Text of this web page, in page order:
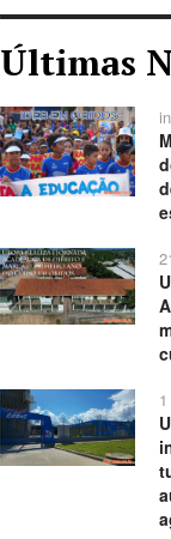
Últimas